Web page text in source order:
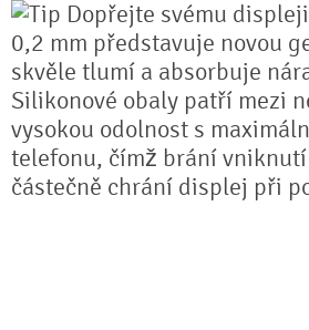
Dopřejte svému
0,2 mm představuje novou
skvěle tlumí a absorbuje
Silikonové obaly patří mezi
vysokou odolnost s
telefonu, čímž brání
částečně chrání displej při